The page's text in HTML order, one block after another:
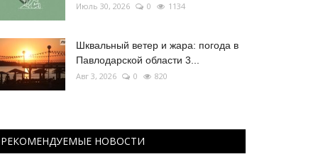
Июль 30, 2026 0 1134
Шквальный ветер и жара: погода в
Павлодарской области 3...
Авг 3, 2026 0 820
РЕКОМЕНДУЕМЫЕ НОВОСТИ